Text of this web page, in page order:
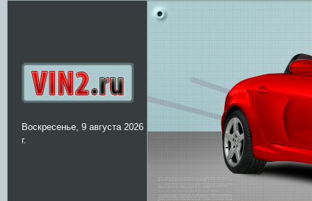
Воскресенье, 9 августа 2026
г.